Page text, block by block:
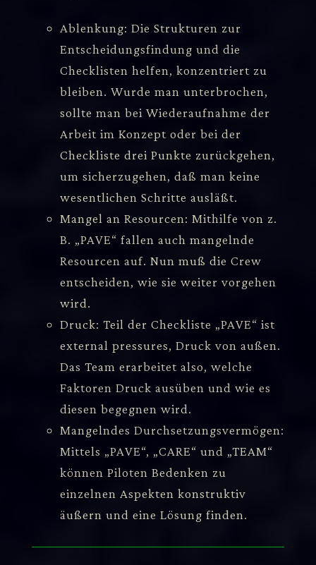
Ablenkung: Die Strukturen zur
Entscheidungsfindung und die
Checklisten helfen, konzentriert zu
bleiben. Wurde man unterbrochen,
sollte man bei Wiederaufnahme der
Arbeit im Konzept oder bei der
Checkliste drei Punkte zurückgehen,
um sicherzugehen, daß man keine
wesentlichen Schritte ausläßt.
Mangel an Resourcen: Mithilfe von z.
B. „PAVE“ fallen auch mangelnde
Resourcen auf. Nun muß die Crew
entscheiden, wie sie weiter vorgehen
wird.
Druck: Teil der Checkliste „PAVE“ ist
external pressures, Druck von außen.
Das Team erarbeitet also, welche
Faktoren Druck ausüben und wie es
diesen begegnen wird.
Mangelndes Durchsetzungsvermögen:
Mittels „PAVE“, „CARE“ und „TEAM“
können Piloten Bedenken zu
einzelnen Aspekten konstruktiv
äußern und eine Lösung finden.